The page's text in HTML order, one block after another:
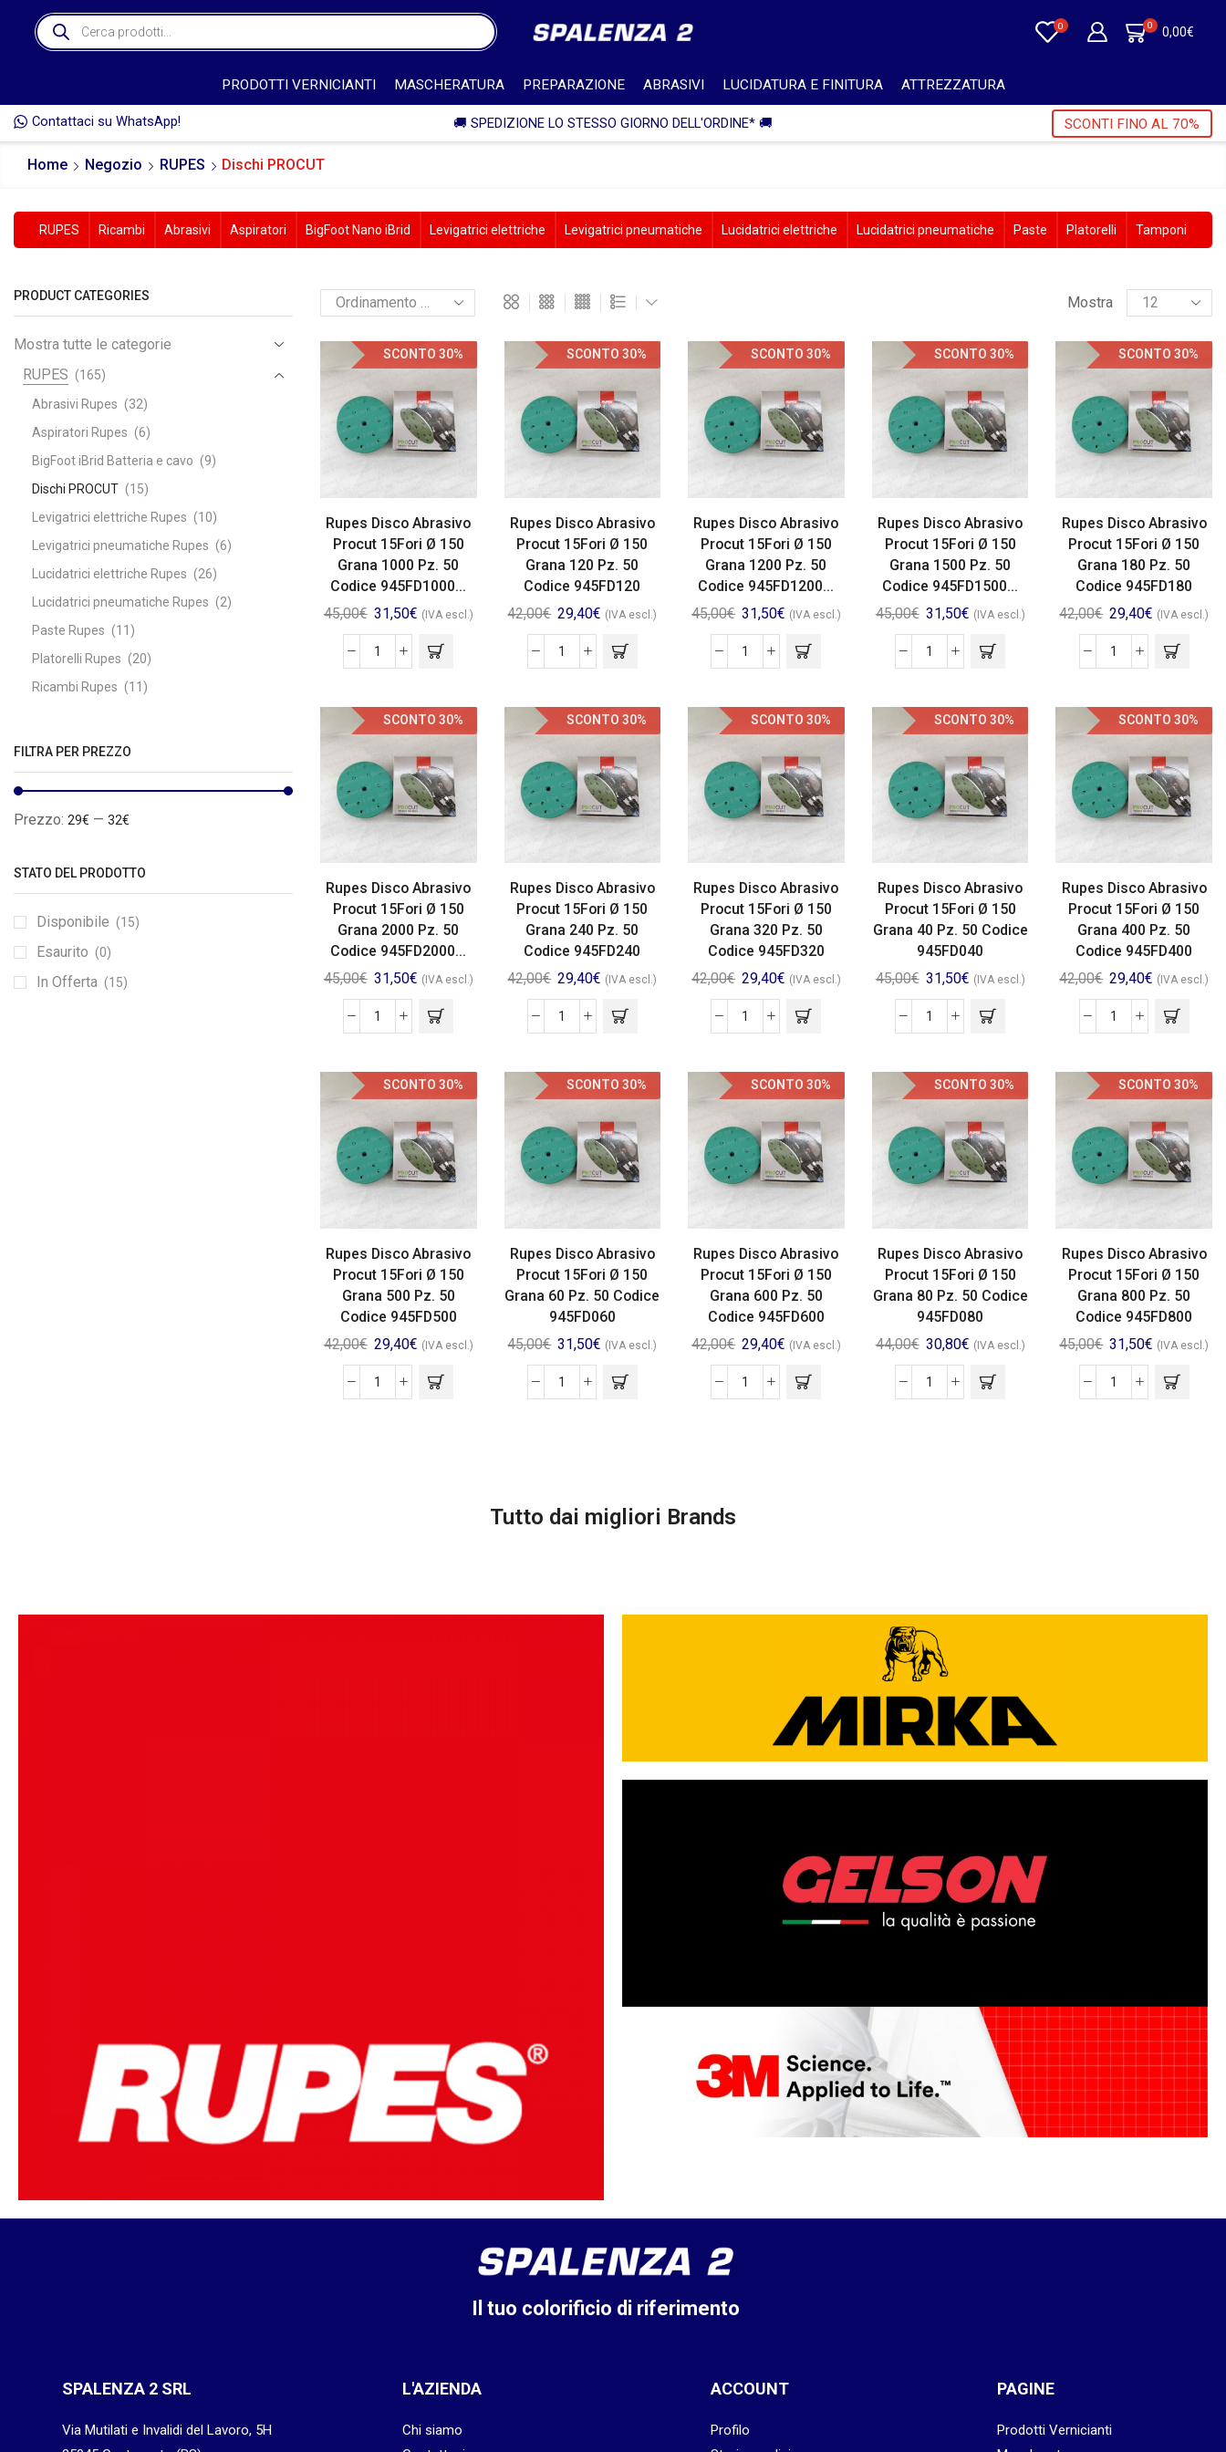
0 0 0,00€
PRODOTTI VERNICIANTI MASCHERATURA PREPARAZIONE ABRASIVI LUCIDATURA E FINITURA ATTREZZATURA
Contattaci su WhatsApp!
🚚 🎁 SPEDIZIONE IN ITALIA GRATUITA PER ORDINI SUPERIORI A 750€ + IVA 🎁 SCONTI FINO AL 70%
Home Negozio RUPES Dischi PROCUT
RUPES Ricambi Abrasivi Aspiratori BigFoot Nano iBrid Levigatrici elettriche Levigatrici pneumatiche Lucidatrici elettriche Lucidatrici pneumatiche Paste Platorelli Tamponi
Mostra
SCONTO 30%
Rupes Disco Abrasivo
Procut 15Fori Ø 150
Grana 1000 Pz. 50
Codice 945FD1000...
45,00€ 31,50€ (IVA escl.)
SCONTO 30%
Rupes Disco Abrasivo
Procut 15Fori Ø 150
Grana 120 Pz. 50
Codice 945FD120
42,00€ 29,40€ (IVA escl.)
SCONTO 30%
Rupes Disco Abrasivo
Procut 15Fori Ø 150
Grana 1200 Pz. 50
Codice 945FD1200...
45,00€ 31,50€ (IVA escl.)
SCONTO 30%
Rupes Disco Abrasivo
Procut 15Fori Ø 150
Grana 1500 Pz. 50
Codice 945FD1500...
45,00€ 31,50€ (IVA escl.)
SCONTO 30%
Rupes Disco Abrasivo
Procut 15Fori Ø 150
Grana 180 Pz. 50
Codice 945FD180
42,00€ 29,40€ (IVA escl.)
SCONTO 30%
Rupes Disco Abrasivo
Procut 15Fori Ø 150
Grana 2000 Pz. 50
Codice 945FD2000...
45,00€ 31,50€ (IVA escl.)
SCONTO 30%
Rupes Disco Abrasivo
Procut 15Fori Ø 150
Grana 240 Pz. 50
Codice 945FD240
42,00€ 29,40€ (IVA escl.)
SCONTO 30%
Rupes Disco Abrasivo
Procut 15Fori Ø 150
Grana 320 Pz. 50
Codice 945FD320
42,00€ 29,40€ (IVA escl.)
SCONTO 30%
Rupes Disco Abrasivo
Procut 15Fori Ø 150
Grana 40 Pz. 50 Codice
945FD040
45,00€ 31,50€ (IVA escl.)
SCONTO 30%
Rupes Disco Abrasivo
Procut 15Fori Ø 150
Grana 400 Pz. 50
Codice 945FD400
42,00€ 29,40€ (IVA escl.)
SCONTO 30%
Rupes Disco Abrasivo
Procut 15Fori Ø 150
Grana 500 Pz. 50
Codice 945FD500
42,00€ 29,40€ (IVA escl.)
SCONTO 30%
Rupes Disco Abrasivo
Procut 15Fori Ø 150
Grana 60 Pz. 50 Codice
945FD060
45,00€ 31,50€ (IVA escl.)
SCONTO 30%
Rupes Disco Abrasivo
Procut 15Fori Ø 150
Grana 600 Pz. 50
Codice 945FD600
42,00€ 29,40€ (IVA escl.)
SCONTO 30%
Rupes Disco Abrasivo
Procut 15Fori Ø 150
Grana 80 Pz. 50 Codice
945FD080
44,00€ 30,80€ (IVA escl.)
SCONTO 30%
Rupes Disco Abrasivo
Procut 15Fori Ø 150
Grana 800 Pz. 50
Codice 945FD800
45,00€ 31,50€ (IVA escl.)
PRODUCT CATEGORIES
Mostra tutte le categorie
RUPES (165)
Abrasivi Rupes (32)
Aspiratori Rupes (6)
BigFoot iBrid Batteria e cavo (9)
Dischi PROCUT (15)
Levigatrici elettriche Rupes (10)
Levigatrici pneumatiche Rupes (6)
Lucidatrici elettriche Rupes (26)
Lucidatrici pneumatiche Rupes (2)
Paste Rupes (11)
Platorelli Rupes (20)
Ricambi Rupes (11)
FILTRA PER PREZZO
Prezzo: 29€ — 32€
STATO DEL PRODOTTO
Disponibile (15)
Esaurito (0)
In Offerta (15)
Tutto dai migliori Brands
Il tuo colorificio di riferimento
SPALENZA 2 SRL
Via Mutilati e Invalidi del Lavoro, 5H
L'AZIENDA
Chi siamo
ACCOUNT
Profilo
PAGINE
Prodotti Vernicianti